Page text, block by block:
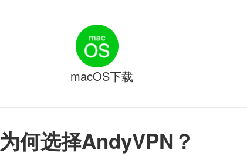
为何选择AndyVPN？
macOS下载